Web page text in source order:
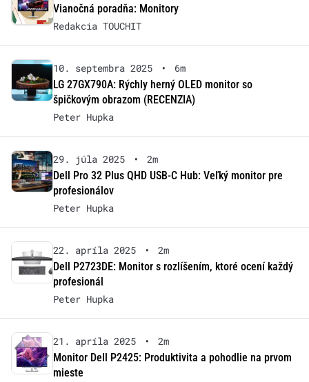
Vianočná poradňa: Monitory
Redakcia TOUCHIT
10. septembra 2025 •
6m
LG 27GX790A: Rýchly herný OLED monitor so
špičkovým obrazom (RECENZIA)
Peter Hupka
29. júla 2025 •
2m
Dell Pro 32 Plus QHD USB-C Hub: Veľký monitor pre
profesionálov
Peter Hupka
22. apríla 2025 •
2m
Dell P2723DE: Monitor s rozlíšením, ktoré ocení každý
profesionál
Peter Hupka
21. apríla 2025 •
2m
Monitor Dell P2425: Produktivita a pohodlie na prvom
mieste